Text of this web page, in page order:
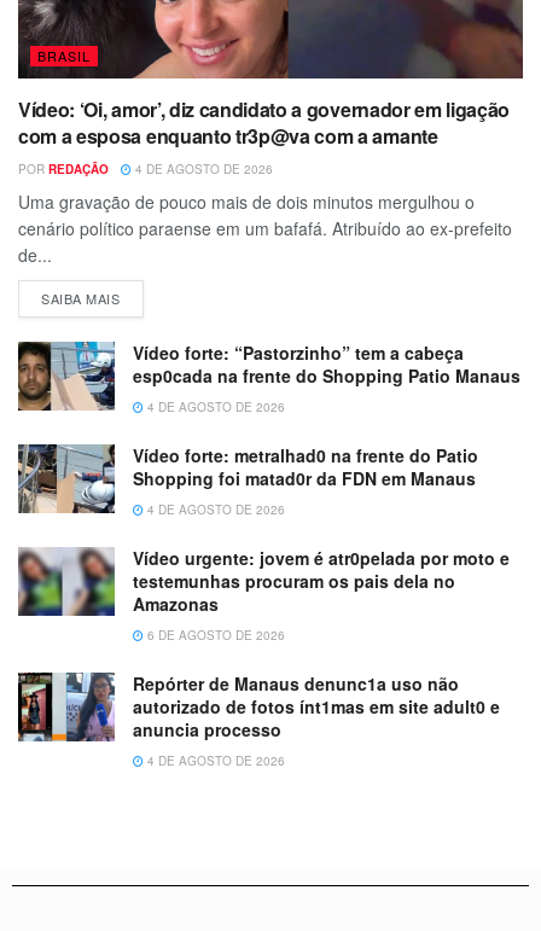
BRASIL
Vídeo: ‘Oi, amor’, diz candidato a governador em ligação
com a esposa enquanto tr3p@va com a amante
POR REDAÇÃO 4 DE AGOSTO DE 2026
Uma gravação de pouco mais de dois minutos mergulhou o
cenário político paraense em um bafafá. Atribuído ao ex-prefeito
de...
SAIBA MAIS
Vídeo forte: “Pastorzinho” tem a cabeça
esp0cada na frente do Shopping Patio Manaus
4 DE AGOSTO DE 2026
Vídeo forte: metralhad0 na frente do Patio
Shopping foi matad0r da FDN em Manaus
4 DE AGOSTO DE 2026
Vídeo urgente: jovem é atr0pelada por moto e
testemunhas procuram os pais dela no
Amazonas
6 DE AGOSTO DE 2026
Repórter de Manaus denunc1a uso não
autorizado de fotos ínt1mas em site adult0 e
anuncia processo
4 DE AGOSTO DE 2026